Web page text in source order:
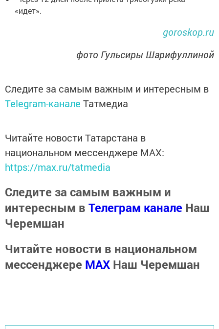
«идет».
goroskop.ru
фото Гульсиры Шарифуллиной
Следите за самым важным и интересным в
Telegram-канале Татмедиа
Читайте новости Татарстана в
национальном мессенджере MАХ:
https://max.ru/tatmedia
Следите за самым важным и
интересным в Телеграм канале Наш
Черемшан
Читайте новости в национальном
мессенджере MАХ Наш Черемшан